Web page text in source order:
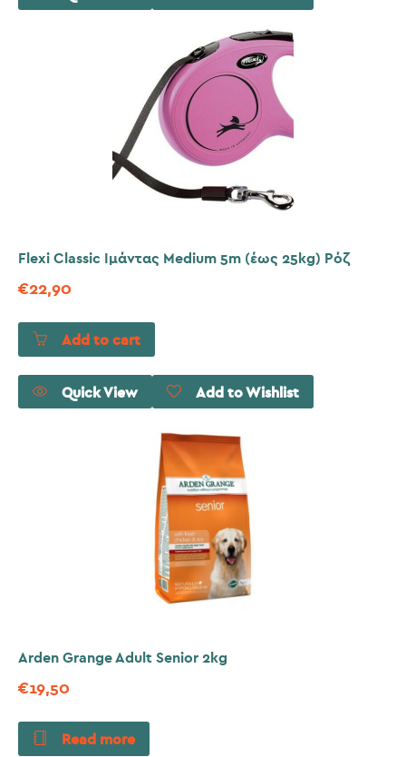
Flexi Classic Ιμάντας Medium 5m (έως 25kg) Ρόζ
€22,90
Add to cart
Quick View Add to Wishlist
Arden Grange Adult Senior 2kg
€19,50
Read more